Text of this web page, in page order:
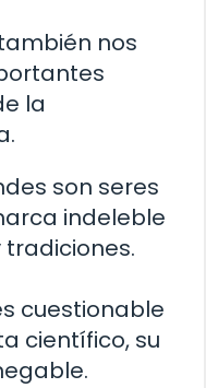
nos
la
son seres
indeleble
cuestionable
científico, su